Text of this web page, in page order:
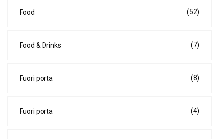
Food (52)
Food & Drinks (7)
Fuori porta (8)
Fuori porta (4)